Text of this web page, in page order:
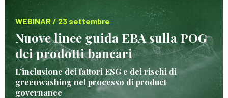
WEBINAR / 23 settembre
Nuove linee guida EBA sulla POG
dei prodotti bancari
L’inclusione dei fattori ESG e dei rischi di
greenwashing nel processo di product
governance